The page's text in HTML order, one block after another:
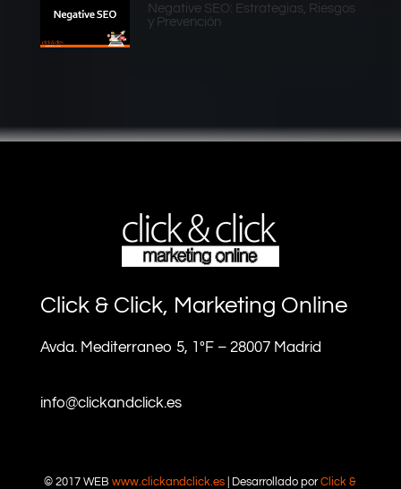
Negative SEO: Estrategias, Riesgos
y Prevención
Click & Click, Marketing Online
Avda. Mediterraneo 5, 1ºF – 28007 Madrid
info@clickandclick.es
© 2017 WEBwww.clickandclick.es | Desarrollado porClick &